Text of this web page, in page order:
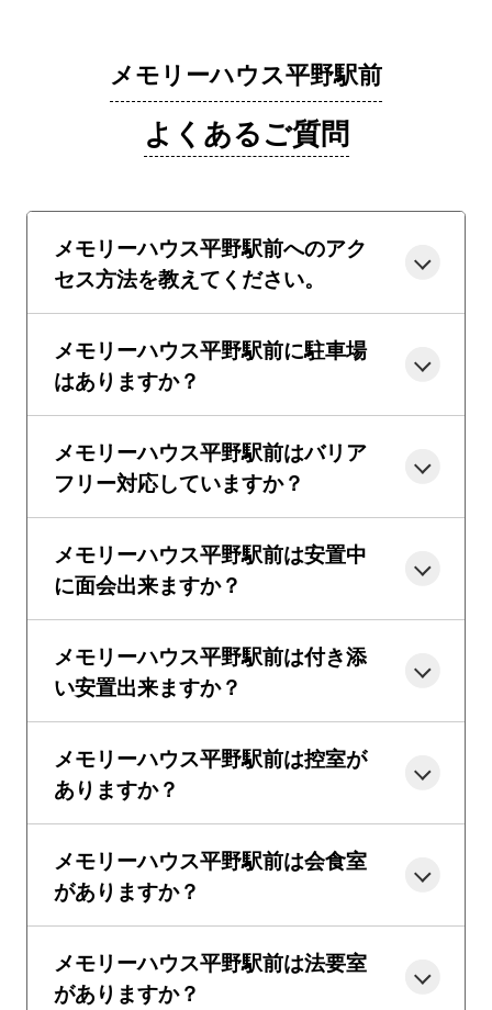
メモリーハウス平野駅前
よくあるご質問
メモリーハウス平野駅前へのアク
セス方法を教えてください。
メモリーハウス平野駅前に駐車場
はありますか？
メモリーハウス平野駅前はバリア
フリー対応していますか？
メモリーハウス平野駅前は安置中
に面会出来ますか？
メモリーハウス平野駅前は付き添
い安置出来ますか？
メモリーハウス平野駅前は控室が
ありますか？
メモリーハウス平野駅前は会食室
がありますか？
メモリーハウス平野駅前は法要室
がありますか？